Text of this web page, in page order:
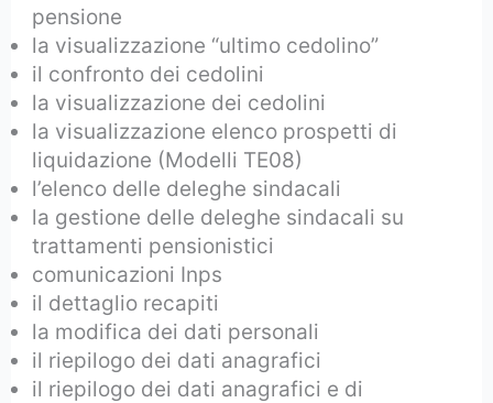
pensione
la visualizzazione “ultimo cedolino”
il confronto dei cedolini
la visualizzazione dei cedolini
la visualizzazione elenco prospetti di
liquidazione (Modelli TE08)
l’elenco delle deleghe sindacali
la gestione delle deleghe sindacali su
trattamenti pensionistici
comunicazioni Inps
il dettaglio recapiti
la modifica dei dati personali
il riepilogo dei dati anagrafici
il riepilogo dei dati anagrafici e di